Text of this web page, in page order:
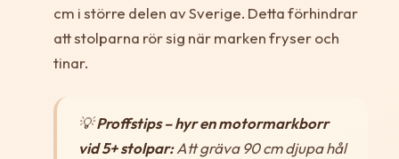
cm i större delen av Sverige. Detta förhindrar
att stolparna rör sig när marken fryser och
tinar.
💡Proffstips – hyr en motormarkborr
vid 5+ stolpar:Att gräva 90 cm djupa hål